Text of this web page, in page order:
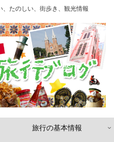
たのしい、街歩き、観光情報
旅行の基本情報